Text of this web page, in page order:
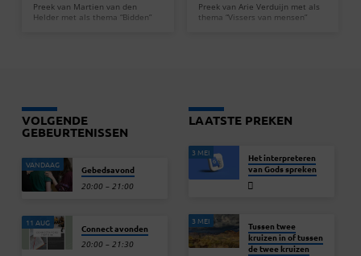
Preek van Martien van den
Helder met als thema “Bidden”
Preek van Arie Verduijn met als
thema “Vissers van mensen”
VOLGENDE
GEBEURTENISSEN
VANDAAG Gebedsavond
20:00 – 21:00
11 AUG Connect avonden
20:00 – 21:30
LAATSTE PREKEN
3 MEI
Het interpreteren
van Gods spreken
3 MEI
Tussen twee
kruizen in of tussen
de twee kruizen